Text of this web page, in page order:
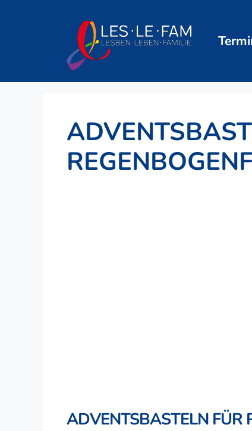
ADVENTSBASTELN FÜR